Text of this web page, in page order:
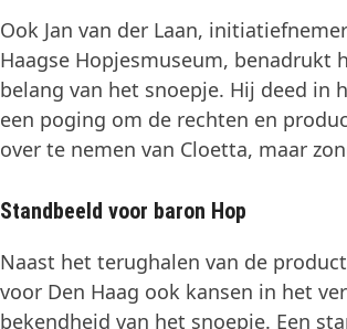
Ook Jan van der Laan,
Haagse Hopjesmuseum, benadrukt
belang van het snoepje. Hij deed in
een poging om de rechten en
over te nemen van Cloetta, maar
Standbeeld voor baron Hop
Naast het terughalen van de
voor Den Haag ook kansen in het
bekendheid van het snoepje. Een